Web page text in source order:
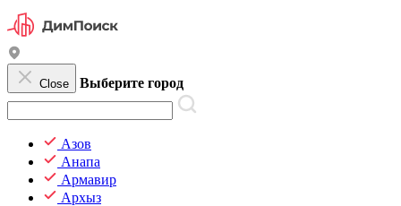
Close Выберите город
Азов
Анапа
Армавир
Архыз